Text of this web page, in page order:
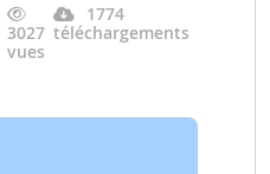
3027
vues
1774
téléchargements